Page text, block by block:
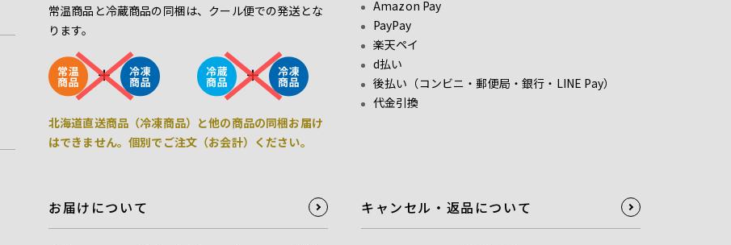
常温商品と冷蔵商品の同梱は、クール便での発送とな
ります。
北海道直送商品（冷凍商品）と他の商品の同梱お届け
はできません。個別でご注文（お会計）ください。
Amazon Pay
PayPay
楽天ペイ
d払い
後払い（コンビニ・郵便局・銀行・LINE Pay）
代金引換
お届けについて キャンセル・返品について